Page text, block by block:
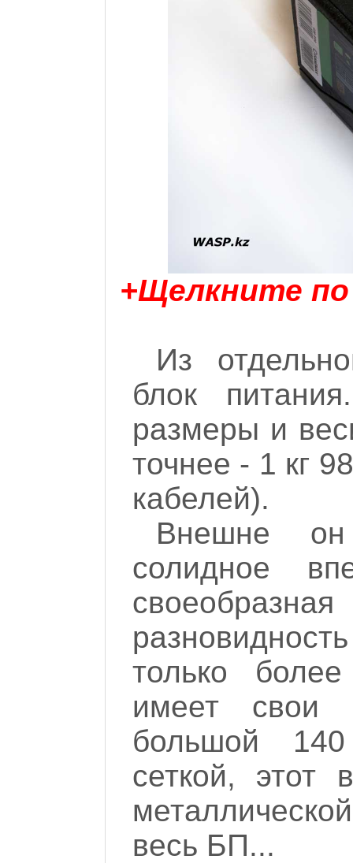
+Щелкните
Из
блок
размеры и
точнее - 1 кг
кабелей).
Внешне он
солидное
только
имеет свои
большой
сеткой, этот
весь БП...